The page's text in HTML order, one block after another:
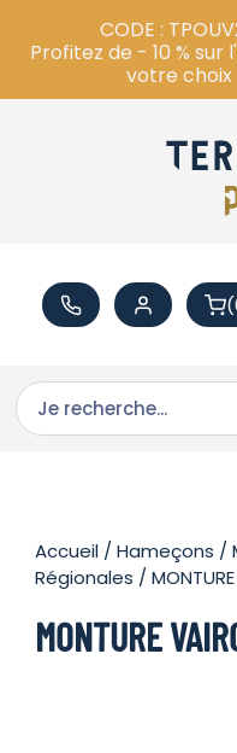
Accueil /Hameçons /
Régionales /
MONTURE
CODE :
Profitez de - 10 % sur
votre choix